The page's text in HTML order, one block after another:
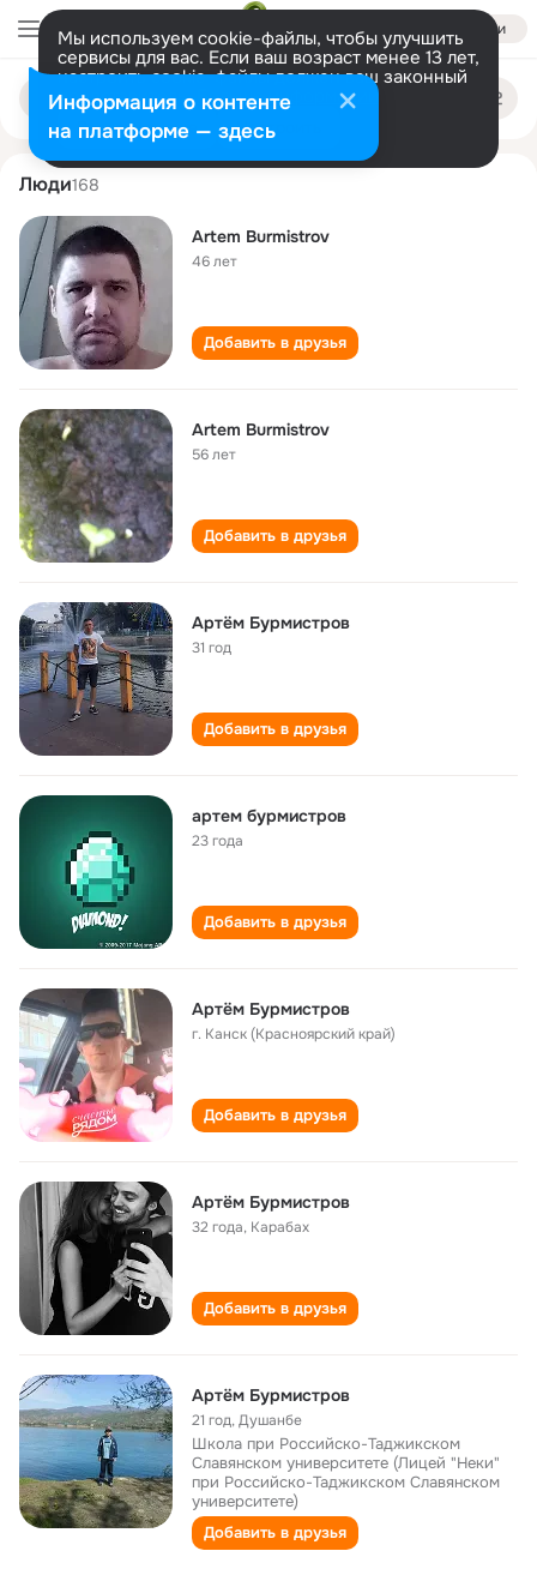
Войти
Мы используем cookie-файлы, чтобы улучшить
сервисы для вас. Если ваш возраст менее 13 лет,
настроить cookie-файлы должен ваш законный
представитель. Больше информации
Разрешить все Настроить
Поиск
людям
artem burmistrov
Люди168
Artem Burmistrov
46 лет
Добавить в друзья
Artem Burmistrov
56 лет
Добавить в друзья
Артём Бурмистров
31 год
Добавить в друзья
артем бурмистров
23 года
Добавить в друзья
Артём Бурмистров
г. Канск (Красноярский край)
Добавить в друзья
Артём Бурмистров
32 года, Карабах
Добавить в друзья
Артём Бурмистров
21 год,Душанбе
Школа при Российско-Таджикском
Славянском университете (Лицей "Неки"
при Российско-Таджикском Славянском
университете)
Добавить в друзья
Информация о контенте
на платформе — здесь